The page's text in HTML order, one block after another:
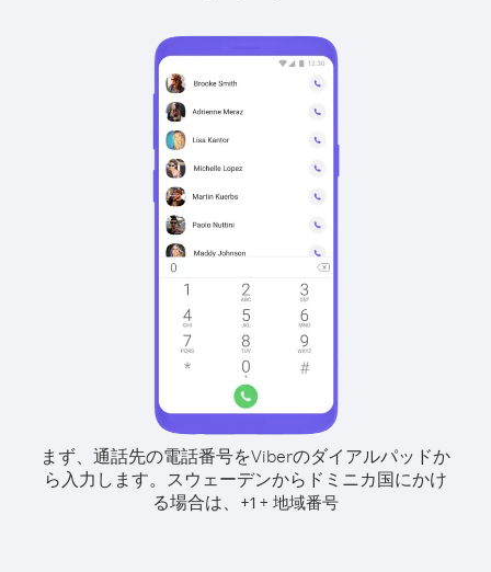
まず、通話先の電話番号をViberのダイアルパッドか
ら入力します。 スウェーデンからドミニカ国にかけ
る場合は、 +1 + 地域番号